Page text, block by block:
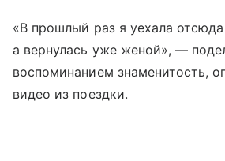
«В прошлый раз я уехала
а вернулась уже женой», —
воспоминанием знаменитость,
видео из поездки.